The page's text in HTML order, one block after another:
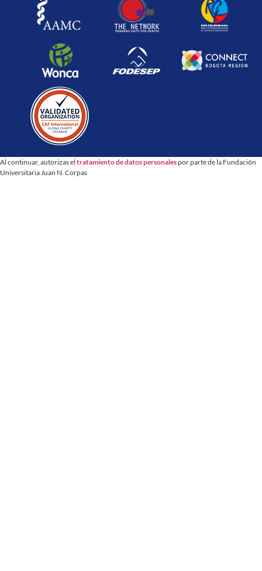
Al continuar, autorizas el tratamiento de datos personalespor parte de la Fundación
Universitaria Juan N. Corpas